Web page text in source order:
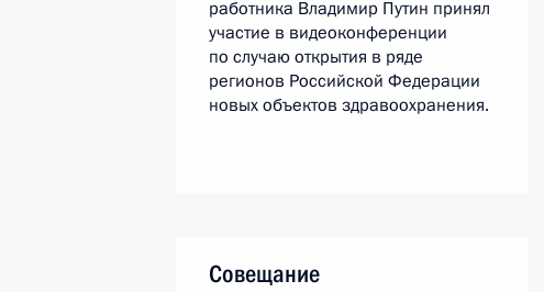
работника Владимир Путин принял
участие в видеоконференции
по случаю открытия в ряде
регионов Российской Федерации
новых объектов здравоохранения.
Совещание